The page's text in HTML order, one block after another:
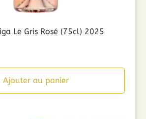
Le Gris Rosé (75cl) 2025
Ajouter au panier